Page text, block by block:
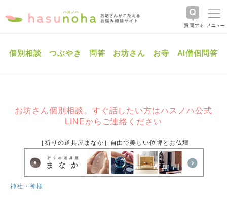
個別相談 つぶやき 問答 お坊さん お寺 AI僧侶問答
お坊さん個別相談。すぐ話したい方はハスノハ公式
LINEからご連絡ください
［祈りの道具屋まなか］自由で美しい位牌とお仏壇
神社・神様